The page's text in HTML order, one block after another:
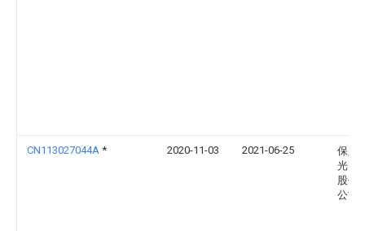
CN113027044A * 2020-11-03 2021-06-25
保定
光电
股份
公司